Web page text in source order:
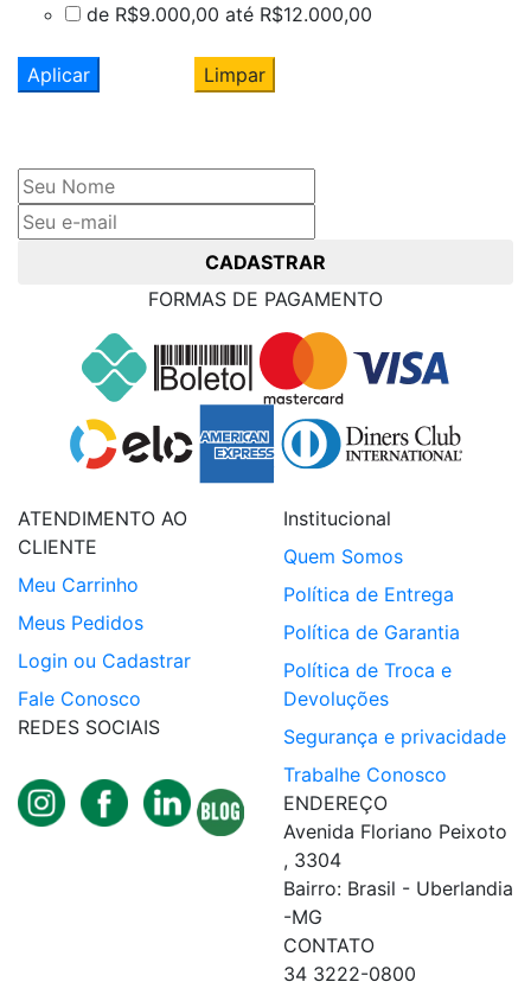
de R$9.000,00 até R$12.000,00
Aplicar Limpar
CADASTRAR
FORMAS DE PAGAMENTO
ATENDIMENTO AO
CLIENTE
Meu Carrinho
Meus Pedidos
Login ou Cadastrar
Fale Conosco
REDES SOCIAIS
Institucional
Quem Somos
Política de Entrega
Política de Garantia
Política de Troca e
Devoluções
Segurança e privacidade
Trabalhe Conosco
ENDEREÇO
Avenida Floriano Peixoto
, 3304
Bairro: Brasil - Uberlandia
-MG
CONTATO
34 3222-0800